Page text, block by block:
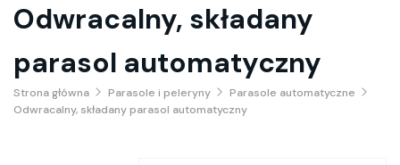
Odwracalny, składany
parasol automatyczny
Strona główna Parasole i peleryny
Parasole automatyczne
Odwracalny, składany parasol automatyczny